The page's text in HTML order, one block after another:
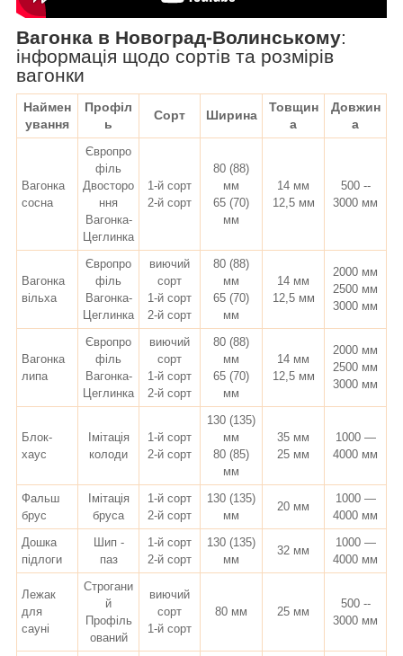
Вагонка в Новоград-Волинському:
інформація щодо сортів та розмірів
вагонки
Наймен
ування
Профіл
ь
Сорт Ширина
Товщин
а
Довжин
а
Вагонка
сосна
Європро
філь
Двосторо
ння
Вагонка-
Цеглинка
1-й сорт
2-й сорт
80 (88)
мм
65 (70)
мм
14 мм
12,5 мм
500 --
3000 мм
Вагонка
вільха
Європро
філь
Вагонка-
Цеглинка
виючий
сорт
1-й сорт
2-й сорт
80 (88)
мм
65 (70)
мм
14 мм
12,5 мм
2000 мм
2500 мм
3000 мм
Вагонка
липа
Європро
філь
Вагонка-
Цеглинка
виючий
сорт
1-й сорт
2-й сорт
80 (88)
мм
65 (70)
мм
14 мм
12,5 мм
2000 мм
2500 мм
3000 мм
Блок-
хаус
Імітація
колоди
1-й сорт
2-й сорт
130 (135)
мм
80 (85)
мм
35 мм
25 мм
1000 —
4000 мм
Фальш
брус
Імітація
бруса
1-й сорт
2-й сорт
130 (135)
мм
20 мм
1000 —
4000 мм
Дошка
підлоги
Шип -
паз
1-й сорт
2-й сорт
130 (135)
мм
32 мм
1000 —
4000 мм
Лежак
для
сауні
Строгани
й
Профіль
ований
виючий
сорт
1-й сорт
80 мм 25 мм
500 --
3000 мм